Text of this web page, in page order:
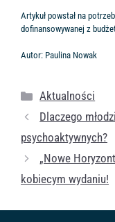
Artykuł powstał na
dofinansowywanej z
Autor: Paulina Nowak
Kategorie
Aktualności
Dlaczego
psychoaktywnych?
„Nowe
kobiecym wydaniu!